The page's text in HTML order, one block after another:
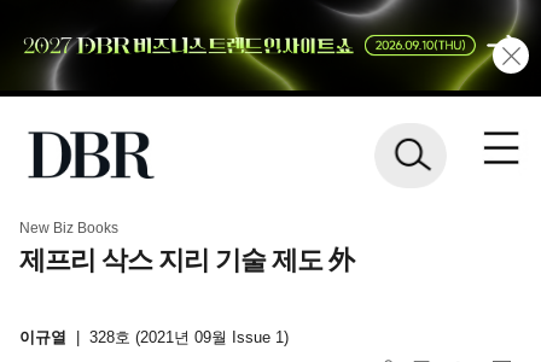
New Biz Books
제프리 삭스 지리 기술 제도 外
이규열 328호 (2021년 09월 Issue 1)